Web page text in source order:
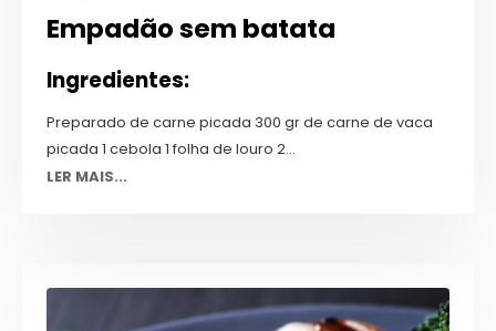
Empadão sem batata
Ingredientes:
Preparado de carne picada 300 gr de carne de vaca
picada 1 cebola 1 folha de louro 2...
LER MAIS...